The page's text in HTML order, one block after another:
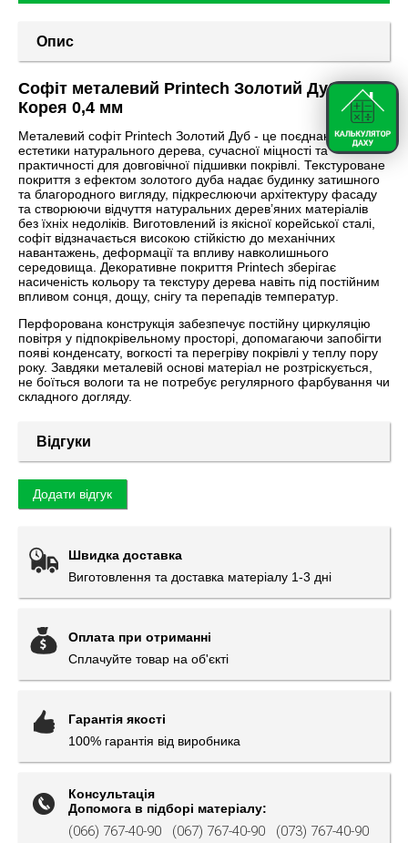
Опис
Софіт металевий Printech Золотий Дуб
Корея 0,4 мм
Металевий софіт Printech Золотий Дуб - це поєднання
естетики натурального дерева, сучасної міцності та
практичності для довговічної підшивки покрівлі. Текстуроване
покриття з ефектом золотого дуба надає будинку затишного
та благородного вигляду, підкреслюючи архітектуру фасаду
та створюючи відчуття натуральних дерев’яних матеріалів
без їхніх недоліків. Виготовлений із якісної корейської сталі,
софіт відзначається високою стійкістю до механічних
навантажень, деформації та впливу навколишнього
середовища. Декоративне покриття Printech зберігає
насиченість кольору та текстуру дерева навіть під постійним
впливом сонця, дощу, снігу та перепадів температур.
Перфорована конструкція забезпечує постійну циркуляцію
повітря у підпокрівельному просторі, допомагаючи запобігти
появі конденсату, вогкості та перегріву покрівлі у теплу пору
року. Завдяки металевій основі матеріал не розтріскується,
не боїться вологи та не потребує регулярного фарбування чи
складного догляду.
Відгуки
Додати відгук
Швидка доставка
Виготовлення та доставка матеріалу 1-3 дні
Оплата при отриманні
Сплачуйте товар на об'єкті
Гарантія якості
100% гарантія від виробника
Консультація
Допомога в підборі матеріалу:
(066) 767-40-90 (067) 767-40-90 (073) 767-40-90